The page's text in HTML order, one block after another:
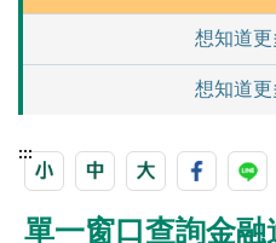
想知道
想知道
:::
單一窗口查詢金